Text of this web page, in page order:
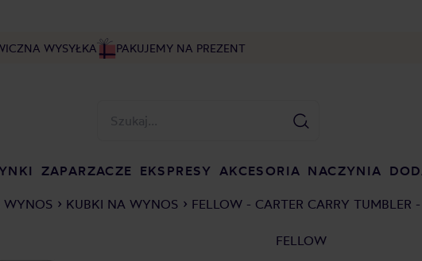
WYSYŁKA PAKUJEMY NA PREZENT
ZAPARZACZE EKSPRESY AKCESORIA NACZYNIA
WYNOS KUBKI NA WYNOS FELLOW - CARTER CARRY TUMBLER
FELLOW